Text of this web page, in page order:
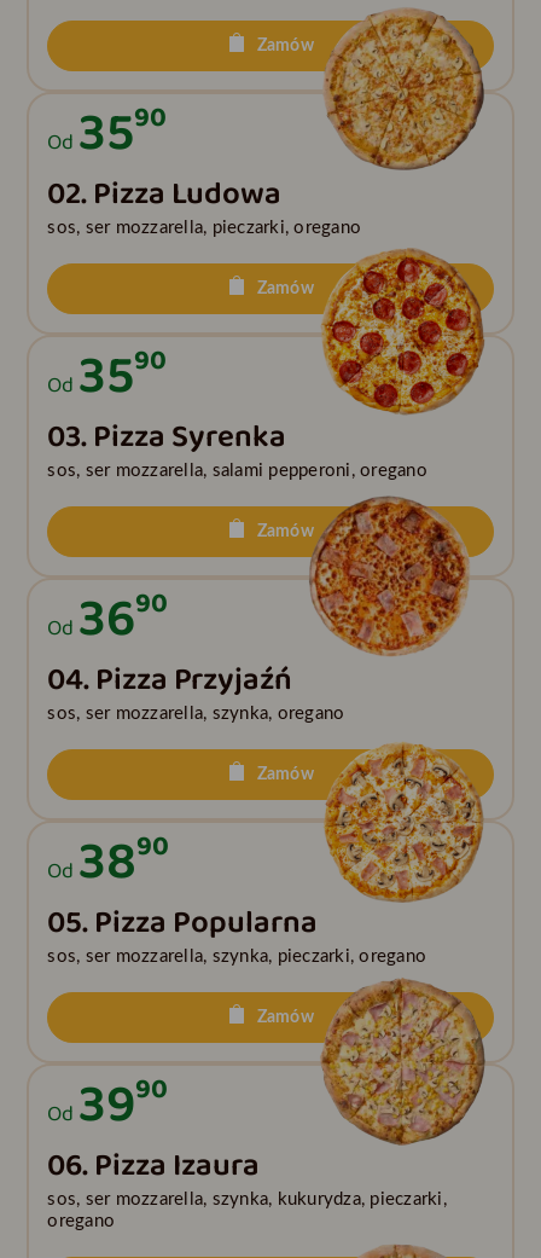
Zamów
Od 3590
02. Pizza Ludowa
sos, ser mozzarella, pieczarki, oregano
Zamów
Od 3590
03. Pizza Syrenka
sos, ser mozzarella, salami pepperoni, oregano
Zamów
Od 3690
04. Pizza Przyjaźń
sos, ser mozzarella, szynka, oregano
Zamów
Od 3890
05. Pizza Popularna
sos, ser mozzarella, szynka, pieczarki, oregano
Zamów
Od 3990
06. Pizza Izaura
sos, ser mozzarella, szynka, kukurydza, pieczarki,
oregano